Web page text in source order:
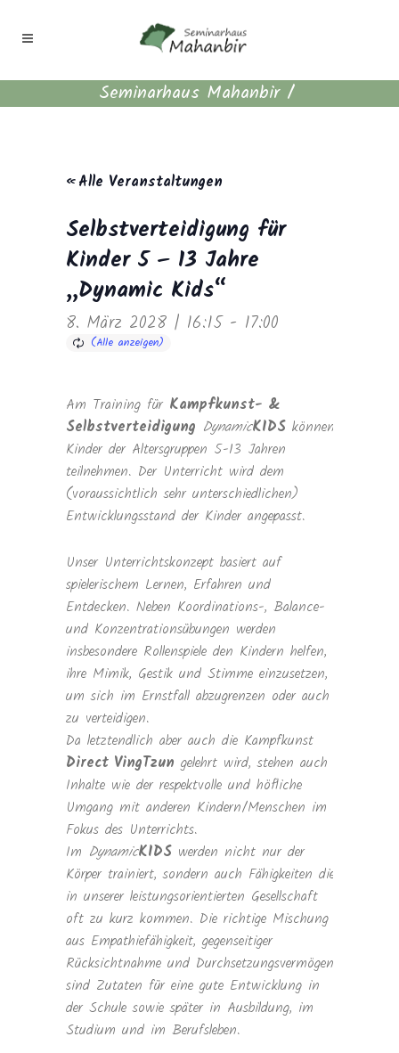
Seminarhaus Mahanbir/
« Alle Veranstaltungen
Selbstverteidigung für
Kinder 5 – 13 Jahre
„Dynamic Kids“
8. März 2028 | 16:15- 17:00
Am Training für Kampfkunst- &
Selbstverteidigung DynamicKIDS können
Kinder der Altersgruppen 5-13 Jahren
teilnehmen. Der Unterricht wird dem
(voraussichtlich sehr unterschiedlichen)
Entwicklungsstand der Kinder angepasst.
Unser Unterrichtskonzept basiert auf
spielerischem Lernen, Erfahren und
Entdecken. Neben Koordinations-, Balance-
und Konzentrationsübungen werden
insbesondere Rollenspiele den Kindern helfen,
ihre Mimik, Gestik und Stimme einzusetzen,
um sich im Ernstfall abzugrenzen oder auch
zu verteidigen.
Da letztendlich aber auch die Kampfkunst
Direct VingTzun gelehrt wird, stehen auch
Inhalte wie der respektvolle und höfliche
Umgang mit anderen Kindern/Menschen im
Fokus des Unterrichts.
Im DynamicKIDS werden nicht nur der
Körper trainiert, sondern auch Fähigkeiten die
in unserer leistungsorientierten Gesellschaft
oft zu kurz kommen. Die richtige Mischung
aus Empathiefähigkeit, gegenseitiger
Rücksichtnahme und Durchsetzungsvermögen
sind Zutaten für eine gute Entwicklung in
der Schule sowie später in Ausbildung, im
Studium und im Berufsleben.